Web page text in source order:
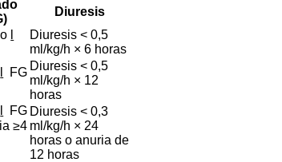
Diuresis
Diuresis < 0,5
ml/kg/h × 6 horas
FG Diuresis < 0,5
ml/kg/h × 12
horas
FG
≥4
Diuresis < 0,3
ml/kg/h × 24
horas o anuria de
12 horas